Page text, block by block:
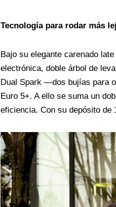
Tecnología para rodar más
Bajo su elegante carenado
electrónica, doble árbol de
Dual Spark —dos bujías para
Euro 5+. A ello se suma un
eficiencia. Con su depósito de